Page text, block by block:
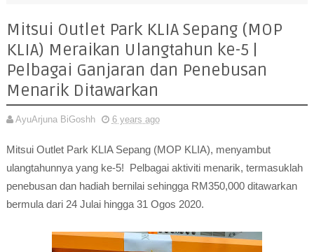
Mitsui Outlet Park KLIA Sepang (MOP
KLIA) Meraikan Ulangtahun ke-5 |
Pelbagai Ganjaran dan Penebusan
Menarik Ditawarkan
AyuArjuna BiGoshh 6 years ago
Mitsui Outlet Park KLIA Sepang (MOP KLIA), menyambut
ulangtahunnya yang ke-5! Pelbagai aktiviti menarik, termasuklah
penebusan dan hadiah bernilai sehingga RM350,000 ditawarkan
bermula dari 24 Julai hingga 31 Ogos 2020.